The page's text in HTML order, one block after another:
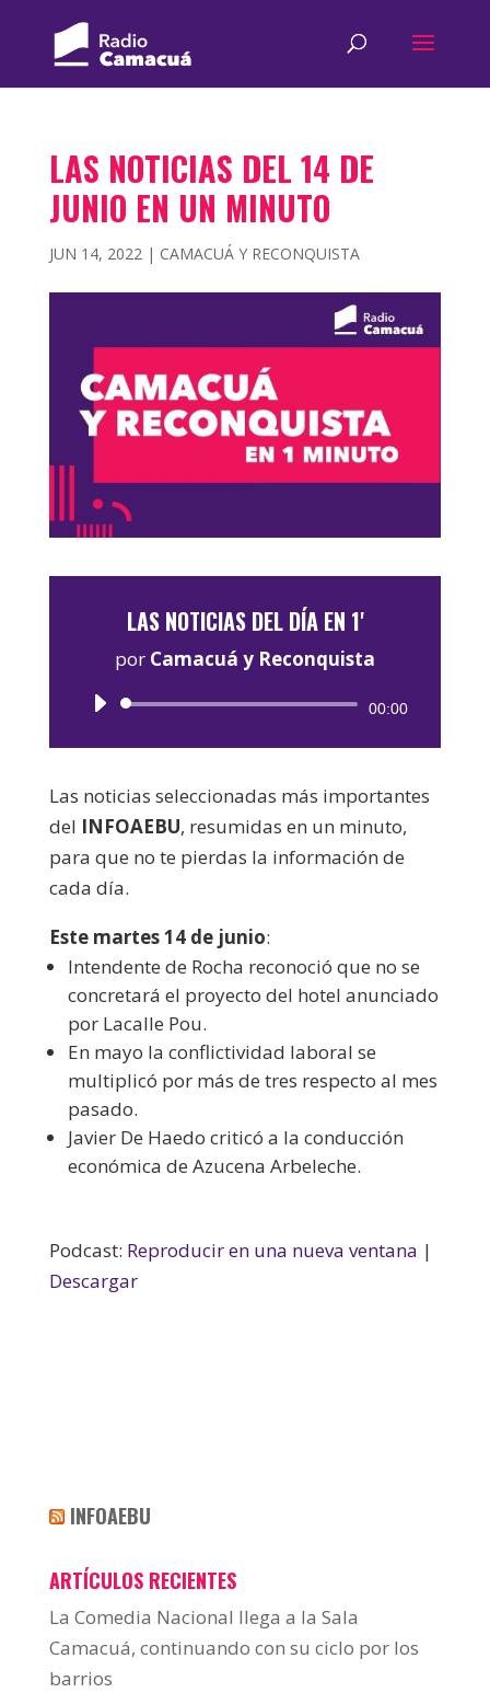
LAS NOTICIAS DEL 14 DE
JUNIO EN UN MINUTO
JUN 14, 2022| CAMACUÁ Y RECONQUISTA
LAS NOTICIAS DEL DÍA EN 1'
por Camacuá y Reconquista
Reproductor
00:00
Las noticias seleccionadas más importantes
del INFOAEBU, resumidas en un minuto,
para que no te pierdas la información de
cada día.
Este martes 14 de junio:
Intendente de Rocha reconoció que no se
concretará el proyecto del hotel anunciado
por Lacalle Pou.
En mayo la conflictividad laboral se
multiplicó por más de tres respecto al mes
pasado.
Javier De Haedo criticó a la conducción
económica de Azucena Arbeleche.
Podcast: Reproducir en una nueva ventana |
Descargar
INFOAEBU
ARTÍCULOS RECIENTES
La Comedia Nacional llega a la Sala
Camacuá, continuando con su ciclo por los
barrios